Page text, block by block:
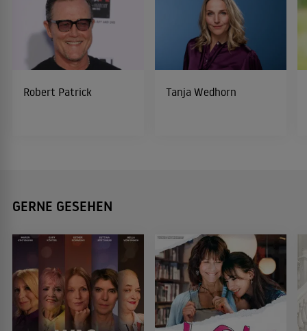
Robert Patrick Tanja Wedhorn
GERNE GESEHEN